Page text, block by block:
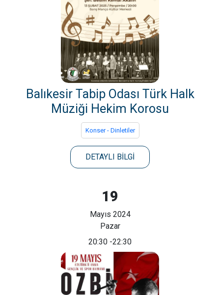
Balıkesir Tabip Odası Türk Halk
Müziği Hekim Korosu
Konser - Dinletiler
DETAYLI BİLGİ
19
Mayıs 2024
Pazar
20:30 -22:30